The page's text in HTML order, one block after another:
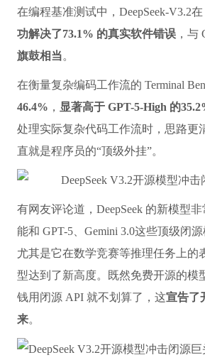
在编程基准测试中，DeepSeek-V3.2在
功解决了73.1% 的真实软件错误，与
旗鼓相当。
在衡量复杂编码工作流的 Terminal
46.4% ， 显著高于 GPT-5-High 的
处理实际复杂代码工作流时，思路更
直就是程序员的“顶级外挂”。
有网友评论道，DeepSeek 的新模型
能和 GPT-5、Gemini 3.0这些顶级闭源
尤其是它在数学竞赛等推理任务上的
型达到了新高度。既然免费开源的模
钱用闭源 API 就不划算了，这宣告了
来。